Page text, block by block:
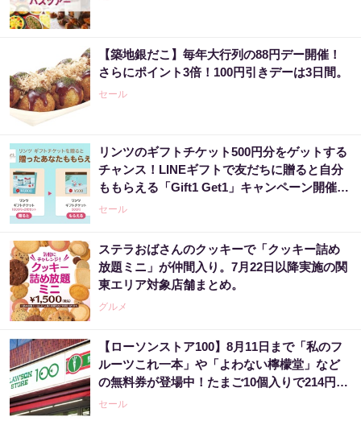
【築地銀だこ】毎年大行列の88円デー開催！
さらにポイント3倍！100円引きデーは3日間。
セール
リンツのギフトチケット500円分をゲットする
チャンス！LINEギフトで友だちに贈ると自分
ももらえる「Gift1 Get1」キャンペーン開催
中。
セール
ステラおばさんのクッキーで「クッキー詰め
放題ミニ」が仲間入り。7月22日以降実施の関
東エリア対象店舗まとめ。
グルメ
【ローソンストア100】8月11日まで「私のフ
ルーツこれ一本」や「よわない檸檬堂」など
の無料券が登場中！たまご10個入りで214円な
どのお得企画も見逃せない。
セール